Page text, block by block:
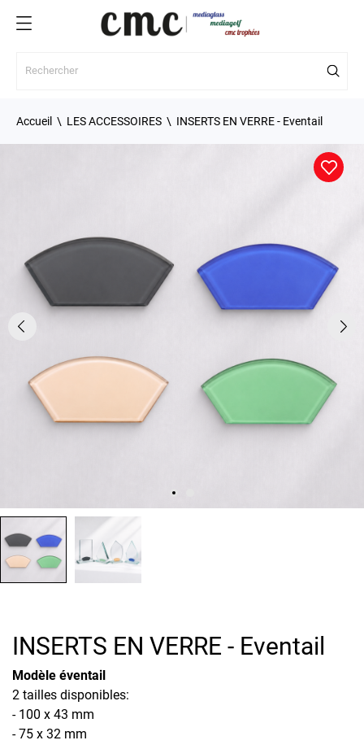
Accueil LES ACCESSOIRES INSERTS EN VERRE - Eventail
INSERTS EN VERRE - Eventail
Modèle éventail
2 tailles disponibles:
- 100 x 43 mm
- 75 x 32 mm